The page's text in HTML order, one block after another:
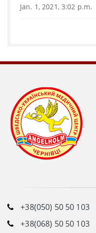
Jan. 1, 2021, 3:02 p.m.
+38(050) 50 50 103
+38(068) 50 50 103